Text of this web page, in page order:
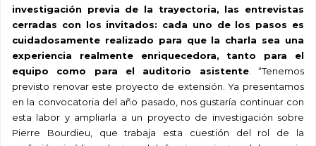
investigación previa de la trayectoria, las entrevistas
cerradas con los invitados: cada uno de los pasos es
cuidadosamente realizado para que la charla sea una
experiencia realmente enriquecedora, tanto para el
equipo como para el auditorio asistente. “Tenemos
previsto renovar este proyecto de extensión. Ya presentamos
en la convocatoria del año pasado, nos gustaría continuar con
esta labor y ampliarla a un proyecto de investigación sobre
Pierre Bourdieu, que trabaja esta cuestión del rol de la